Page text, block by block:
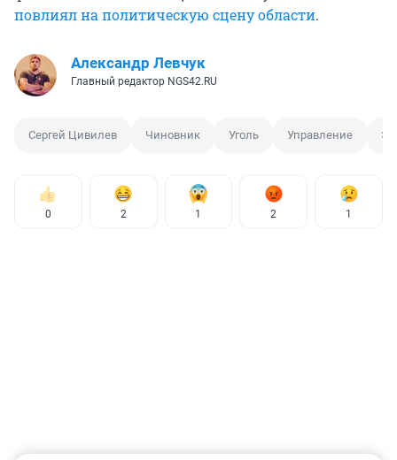
повлиял на политическую сцену области.
Александр Левчук
Главный редактор NGS42.RU
Сергей Цивилев Чиновник Уголь Управление
0 2 1 2 1